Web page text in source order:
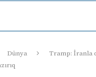
Dünya
Tramp: İranla